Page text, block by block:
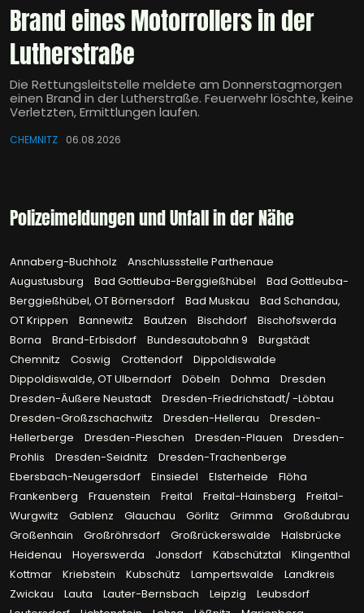
Brand eines Motorrollers in der
Lutherstraße
Die Rettungsleitstelle meldete am Donnerstagmorgen
einen Brand in der Lutherstraße. Feuerwehr löschte, keine
Verletzten, Ermittlungen laufen.
CHEMNITZ 06.08.2026
Polizeimeldungen und Unfall in der Nähe
Annaberg-Buchholz
Anschlussstelle Parthenaue
Augustusburg
Bad Gottleuba-Berggießhübel
Bad Gottleuba-
Berggießhübel, OT Börnersdorf
Bad Muskau
Bad Schandau,
OT Krippen
Bannewitz Bautzen Bischdorf
Bischofswerda
Borna
Brand-Erbisdorf Bundesautobahn 9
Burgstädt
Chemnitz
Coswig Crottendorf
Dippoldiswalde
Dippoldiswalde, OT Ulberndorf
Döbeln Dohma
Dresden
Dresden-Äußere Neustadt
Dresden-Friedrichstadt/ -Löbtau
Dresden-Großzschachwitz
Dresden-Hellerau
Dresden-
Hellerberge
Dresden-Pieschen Dresden-Plauen
Dresden-
Prohlis
Dresden-Seidnitz
Dresden-Trachenberge
Ebersbach-Neugersdorf
Einsiedel Elsterheide
Flöha
Frankenberg
Frauenstein Freital Freital-Hainsberg
Freital-
Wurgwitz
Gablenz Glauchau Görlitz Grimma
Großdubrau
Großenhain
Großröhrsdorf Großrückerswalde
Halsbrücke
Heidenau
Hoyerswerda Jonsdorf Käbschütztal
Klingenthal
Kottmar
Kriebstein Kubschütz Lampertswalde
Landkreis
Zwickau
Lauta Lauter-Bernsbach Leipzig
Leubsdorf